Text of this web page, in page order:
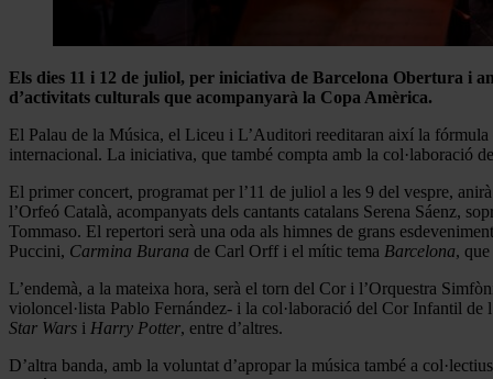
Els dies 11 i 12 de juliol, per iniciativa de Barcelona Obertura i
d’activitats culturals que acompanyarà la Copa Amèrica.
El Palau de la Música, el Liceu i L’Auditori reeditaran així la fórmula
internacional. La iniciativa, que també compta amb la col·laboració
El primer concert, programat per l’11 de juliol a les 9 del vespre,
l’Orfeó Català, acompanyats dels cantants catalans Serena Sáenz,
Tommaso. El repertori serà una oda als himnes de grans
Puccini, Carmina Burana de Carl Orff i el mític tema Barcelona,
L’endemà, a la mateixa hora, serà el torn del Cor i l’Orquestra
violoncel·lista Pablo Fernández- i la col·laboració del Cor Infantil
Star Wars i Harry Potter, entre d’altres.
D’altra banda, amb la voluntat d’apropar la música també a